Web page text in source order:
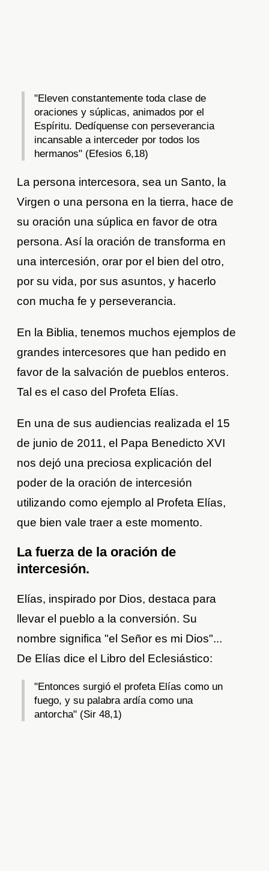
"Eleven constantemente toda clase de
oraciones y súplicas, animados por el
Espíritu. Dedíquense con perseverancia
incansable a interceder por todos los
hermanos" (Efesios 6,18)
La persona intercesora, sea un Santo, la
Virgen o una persona en la tierra, hace de
su oración una súplica en favor de otra
persona. Así la oración de transforma en
una intercesión, orar por el bien del otro,
por su vida, por sus asuntos, y hacerlo
con mucha fe y perseverancia.
En la Biblia, tenemos muchos ejemplos de
grandes intercesores que han pedido en
favor de la salvación de pueblos enteros.
Tal es el caso del Profeta Elías.
En una de sus audiencias realizada el 15
de junio de 2011, el Papa Benedicto XVI
nos dejó una preciosa explicación del
poder de la oración de intercesión
utilizando como ejemplo al Profeta Elías,
que bien vale traer a este momento.
La fuerza de la oración de
intercesión.
Elías, inspirado por Dios, destaca para
llevar el pueblo a la conversión. Su
nombre significa "el Señor es mi Dios"...
De Elías dice el Libro del Eclesiástico:
"Entonces surgió el profeta Elías como un
fuego, y su palabra ardía como una
antorcha" (Sir 48,1)